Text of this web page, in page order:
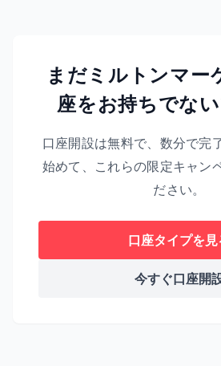
まだミルトンマー
座をお持ちでな
口座開設は無料で、数分で完
始めて、これらの限定キャン
ださい。
口座タイプを見
今すぐ口座開